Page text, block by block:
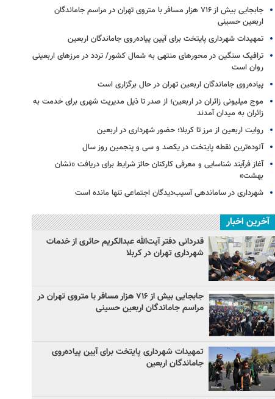
جابجایی بیش از ۷۱۶ هزار مسافر با متروی تهران در مراسم جاماندگان
اربعین حسینی
تمهیدات شهرداری پایتخت برای آیین پیاده‌روی جاماندگان اربعین
ترافیک سنگین در محورهای منتهی به شمال کشور/ تردد در مرزهای اربعینی
روان است
پیاده‌روی جاماندگان اربعین تهران در حال برگزاری است
موج میلیونی زائران در اربعین؛ از صدر تا ذیل مدیریت شهری برای خدمت به
زائران به میدان آمدند
روایت اربعین از مرز تا کربلا؛ حضور شهرداری در اربعین
آلوده‌ترین نقطه پایتخت در یکصد و سی‌ و پنجمین روز سال
آغاز فرآیند شناسایی و معرفی کارکنان حائز شرایط برای دریافت «نشان
بهشت»
شهرداری در ساماندهی آسیب‌دیدگان اجتماعی تنها مانده است
آخرین اخبار
قدردانی دفتر آیت‌الله عبدالکریم حائری از خدمات
شهرداری تهران در کربلا
جابجایی بیش از ۷۱۶ هزار مسافر با متروی تهران در
مراسم جاماندگان اربعین حسینی
تمهیدات شهرداری پایتخت برای آیین پیاده‌روی
جاماندگان اربعین